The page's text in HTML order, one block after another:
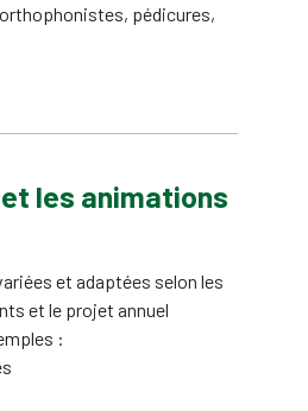
pédicures,
les animations
et adaptées selon les
et le projet annuel
: